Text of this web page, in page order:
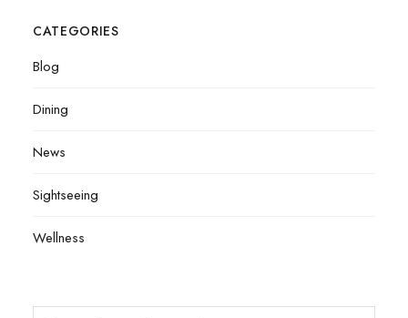
CATEGORIES
Blog
Dining
News
Sightseeing
Wellness